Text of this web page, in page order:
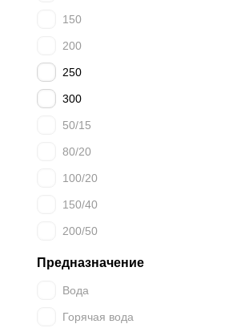
150
200
250
300
50/15
80/20
100/20
150/40
200/50
Предназначение
Вода
Горячая вода